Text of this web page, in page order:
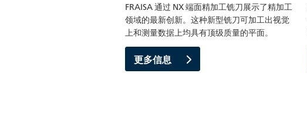
FRAISA 通过 NX 端面精加工铣刀展示了精加工
领域的最新创新。这种新型铣刀可加工出视觉
上和测量数据上均具有顶级质量的平面。
更多信息